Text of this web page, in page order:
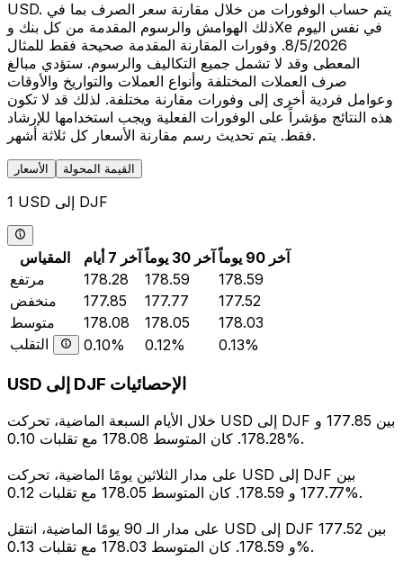
USD. يتم حساب الوفورات من خلال مقارنة سعر الصرف بما في
ذلك الهوامش والرسوم المقدمة من كل بنك وXe في نفس اليوم
8/5/2026. وفورات المقارنة المقدمة صحيحة فقط للمثال
المعطى وقد لا تشمل جميع التكاليف والرسوم. ستؤدي مبالغ
صرف العملات المختلفة وأنواع العملات والتواريخ والأوقات
وعوامل فردية أخرى إلى وفورات مقارنة مختلفة. لذلك قد لا تكون
هذه النتائج مؤشراً على الوفورات الفعلية ويجب استخدامها للإرشاد
فقط. يتم تحديث رسم مقارنة الأسعار كل ثلاثة أشهر.
الأسعار القيمة المحولة
1 USD إلى DJF
المقياس آخر 7 أيام آخر 30 يوماً
آخر 90 يوماً
مرتفع
178.28 178.59
178.59
منخفض
177.85 177.77
177.52
متوسط
178.08 178.05
178.03
التقلب
0.10% 0.12% 0.13%
USD إلى DJF الإحصائيات
خلال الأيام السبعة الماضية، تحركت USD إلى DJF بين 177.85 و
178.28. كان المتوسط 178.08 مع تقلبات 0.10%.
على مدار الثلاثين يومًا الماضية، تحركت USD إلى DJF بين
177.77 و 178.59. كان المتوسط 178.05 مع تقلبات 0.12%.
على مدار الـ 90 يومًا الماضية، انتقل USD إلى DJF بين 177.52
و 178.59. كان المتوسط 178.03 مع تقلبات 0.13%.